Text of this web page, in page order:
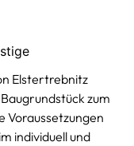
Elstertrebnitz
zum
Voraussetzungen
individuell und